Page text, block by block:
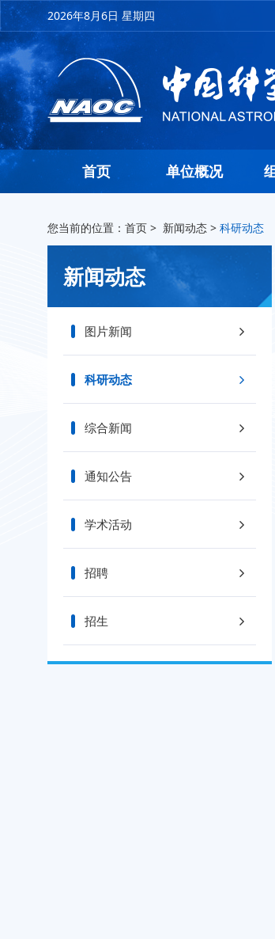
2026年8月6日 星期四
首页 单位概况
您当前的位置： 首页 > 新闻动态 > 科研动态
新闻动态
图片新闻
科研动态
综合新闻
通知公告
学术活动
招聘
招生